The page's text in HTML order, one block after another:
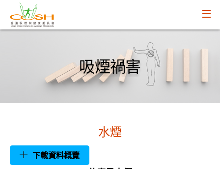
吸煙禍害
水煙
下載資料概覽